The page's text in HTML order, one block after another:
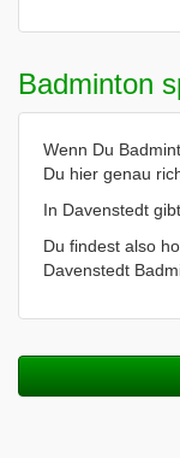
Badminton
Wenn Du
Du hier genau
In Davenstedt
Du findest also
Davenstedt